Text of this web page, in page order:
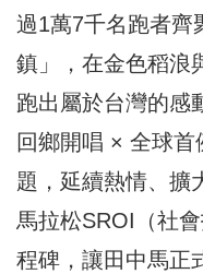
過1萬7千名跑者齊
鎮」，在金色稻浪
跑出屬於台灣的感
回鄉開唱 × 全球
題，延續熱情、擴
馬拉松SROI（社
程碑，讓田中馬正